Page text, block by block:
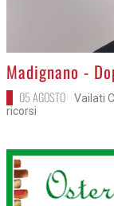
>Madignano -
05 AGOSTO
Vailati
ricorsi